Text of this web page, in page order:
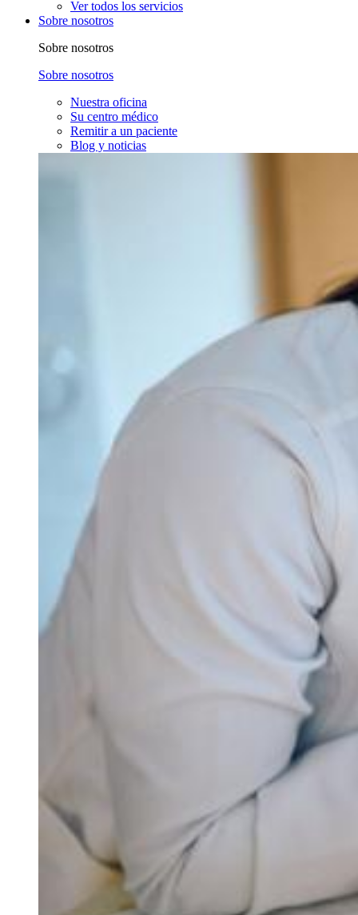
Ver todos los servicios
Sobre nosotros
Sobre nosotros
Sobre nosotros
Nuestra oficina
Su centro médico
Remitir a un paciente
Blog y noticias